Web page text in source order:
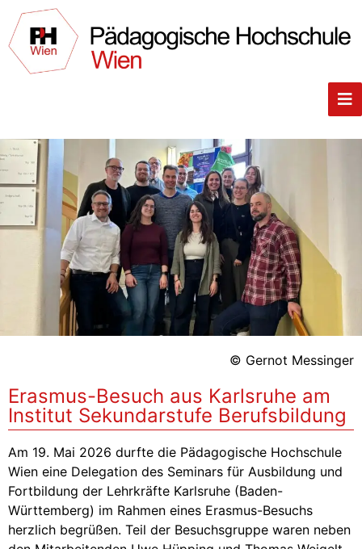
© Gernot Messinger
Erasmus-Besuch aus Karlsruhe am
Institut Sekundarstufe Berufsbildung
Am 19. Mai 2026 durfte die Pädagogische Hochschule
Wien eine Delegation des Seminars für Ausbildung und
Fortbildung der Lehrkräfte Karlsruhe (Baden-
Württemberg) im Rahmen eines Erasmus-Besuchs
herzlich begrüßen. Teil der Besuchsgruppe waren neben